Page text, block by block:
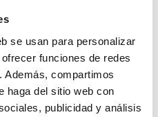
se usan para personalizar
funciones de redes
Además, compartimos
haga del sitio web con
publicidad y análisis